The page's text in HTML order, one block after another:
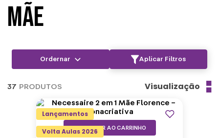
MÃE
Aplicar Filtros
37 PRODUTOS Visualização
Lançamentos
Volta Aulas 2026ADICIONAR AO CARRINHO